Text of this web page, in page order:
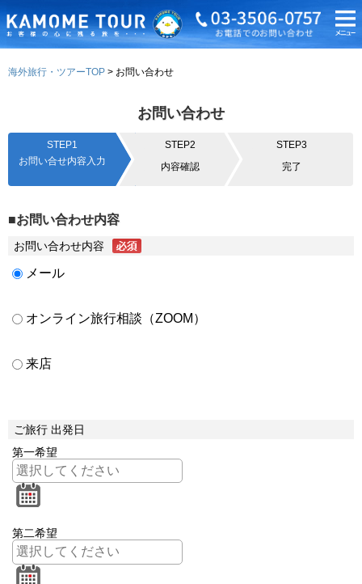
海外旅行・ツアーTOP お問い合わせ
お問い合わせ
STEP1
お問い合せ内容入力
STEP2
内容確認
STEP3
完了
■お問い合わせ内容
お問い合わせ内容
メール
オンライン旅行相談（ZOOM）
来店
ご旅行 出発日
第一希望
第二希望